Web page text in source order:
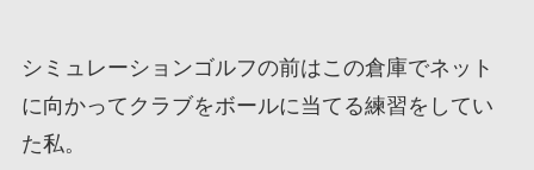
シミュレーションゴルフの前はこの倉庫でネット
に向かってクラブをボールに当てる練習をしてい
た私。